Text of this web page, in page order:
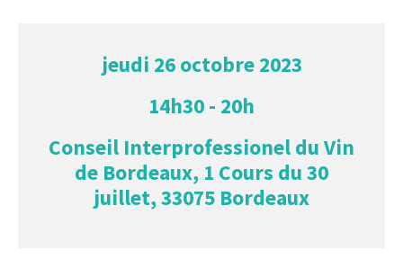
jeudi 26 octobre 2023
14h30 - 20h
Conseil Interprofessionel du Vin
de Bordeaux, 1 Cours du 30
juillet, 33075 Bordeaux